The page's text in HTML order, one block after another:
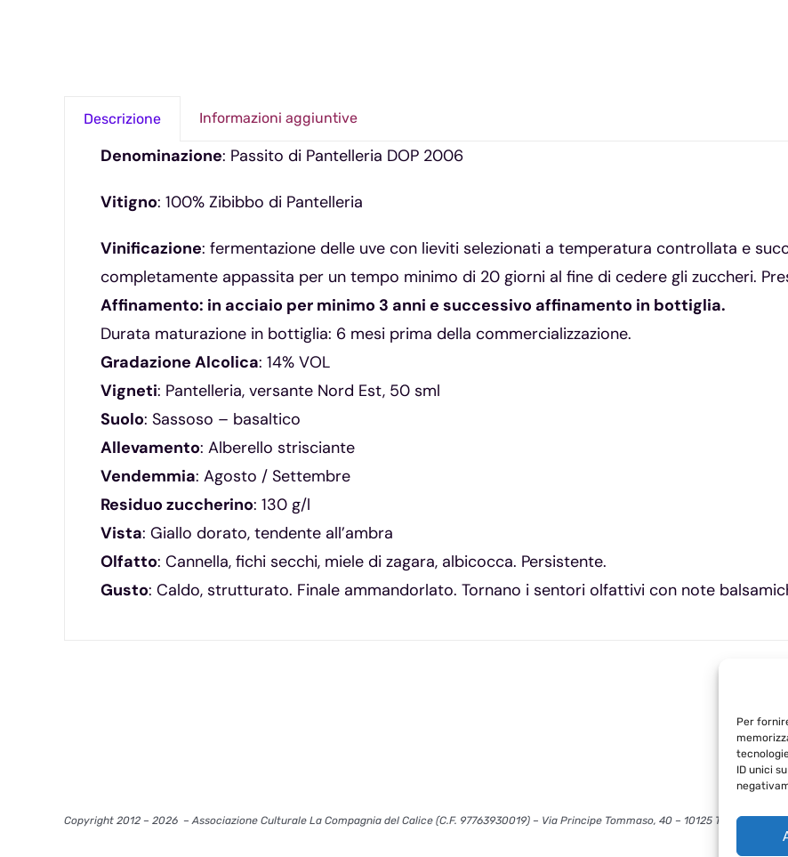
Per
ID unici
Descrizione Informazioni aggiuntive
Denominazione: Passito di Pantelleria DOP 2006
Vitigno: 100% Zibibbo di Pantelleria
Vinificazione: fermentazione delle uve con lieviti selezionati a temperatura controllata e
completamente appassita per un tempo minimo di 20 giorni al fine di cedere gli zuccheri.
Affinamento: in acciaio per minimo 3 anni e successivo affinamento in bottiglia.
Durata maturazione in bottiglia: 6 mesi prima della commercializzazione.
Gradazione Alcolica: 14% VOL
Vigneti: Pantelleria, versante Nord Est, 50 sml
Suolo: Sassoso – basaltico
Allevamento: Alberello strisciante
Vendemmia: Agosto / Settembre
Residuo zuccherino: 130 g/l
Vista: Giallo dorato, tendente all’ambra
Olfatto: Cannella, fichi secchi, miele di zagara, albicocca. Persistente.
Gusto: Caldo, strutturato. Finale ammandorlato. Tornano i sentori olfattivi con note
Copyright 2012 – 2026 – Associazione Culturale La Compagnia del Calice (C.F. 97763930019) – Via Principe Tommaso, 40 – 10125 Torino –